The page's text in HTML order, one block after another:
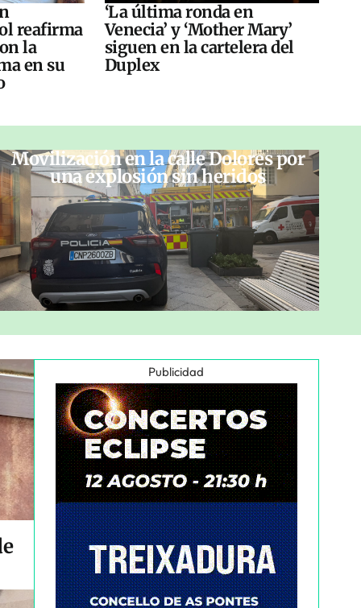
reafirma
la
en su
‘La última ronda en
Venecia’ y ‘Mother Mary’
siguen en la cartelera del
Duplex
Movilización en la calle Dolores por
una explosión sin heridos
Publicidad